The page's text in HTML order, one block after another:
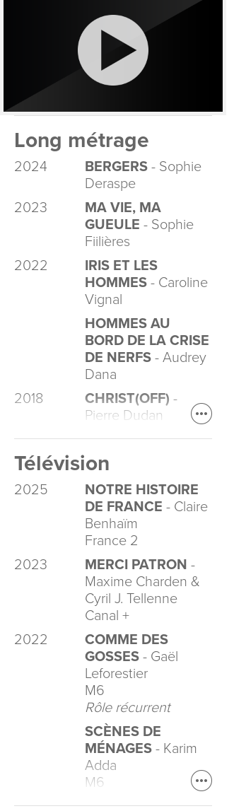
Long métrage
2024 BERGERS - Sophie
Deraspe
2023
MA VIE, MA
GUEULE - Sophie
Fiilières
2022
IRIS ET LES
HOMMES - Caroline
Vignal
HOMMES AU
BORD DE LA CRISE
DE NERFS - Audrey
Dana
2018
CHRIST(OFF) -
Pierre Dudan
Télévision
2025
NOTRE HISTOIRE
DE FRANCE - Claire
Benhaïm
France 2
2023
MERCI PATRON -
Maxime Charden &
Cyril J. Tellenne
Canal +
2022
COMME DES
GOSSES - Gaël
Leforestier
M6
Rôle récurrent
SCÈNES DE
MÉNAGES - Karim
Adda
M6